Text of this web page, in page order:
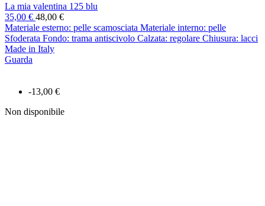
-13,00 €
Non disponibile
La mia valentina 125 blu
35,00 € 48,00 €
Materiale esterno: pelle scamosciata Materiale interno: pelle
Sfoderata Fondo: trama antiscivolo Calzata: regolare Chiusura: lacci
Made in Italy
Guarda